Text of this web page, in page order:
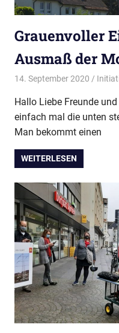
Grauenvoller
Ausmaß der
14. September 2020
Hallo Liebe Freunde
einfach mal die unten
Man bekommt einen
WEITERLESEN